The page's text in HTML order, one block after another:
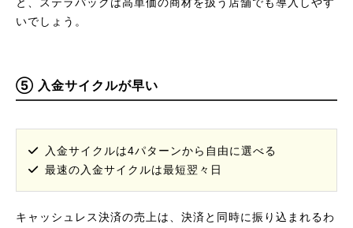
いでしょう。
⑤ 入金サイクルが早い
入金サイクルは4パターンから自由に選べる
最速の入金サイクルは最短翌々日
キャッシュレス決済の売上は、決済と同時に振り込まれるわ